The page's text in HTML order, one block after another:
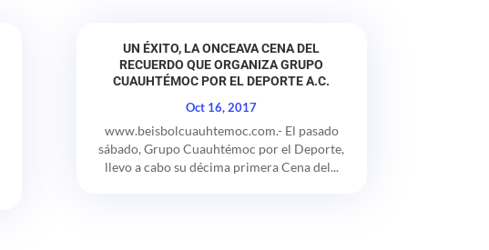
UN ÉXITO, LA ONCEAVA CENA DEL
RECUERDO QUE ORGANIZA GRUPO
CUAUHTÉMOC POR EL DEPORTE A.C.
Oct 16, 2017
www.beisbolcuauhtemoc.com.- El pasado
sábado, Grupo Cuauhtémoc por el Deporte,
llevo a cabo su décima primera Cena del...